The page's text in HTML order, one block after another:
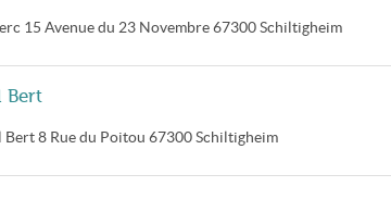
15 Avenue du 23 Novembre 67300 Schiltigheim
Bert
Bert8 Rue du Poitou 67300 Schiltigheim